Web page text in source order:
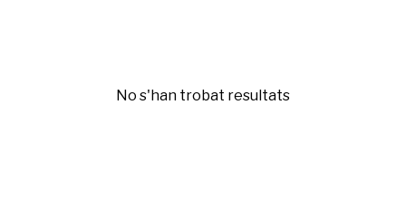
No s'han trobat resultats